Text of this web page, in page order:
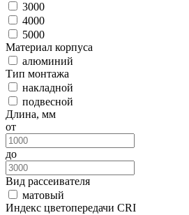
3000
4000
5000
Материал корпуса
алюминий
Тип монтажа
накладной
подвесной
Длина, мм
от
до
Вид рассеивателя
матовый
Индекс цветопередачи CRI